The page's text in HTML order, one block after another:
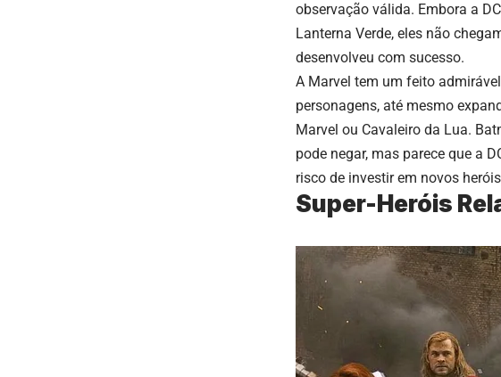
observação válida. Embora a
Lanterna Verde, eles não
desenvolveu com sucesso.
A Marvel tem um feito
personagens, até mesmo
Marvel ou Cavaleiro da Lua.
pode negar, mas parece que a
risco de investir em novos
Super-Heróis